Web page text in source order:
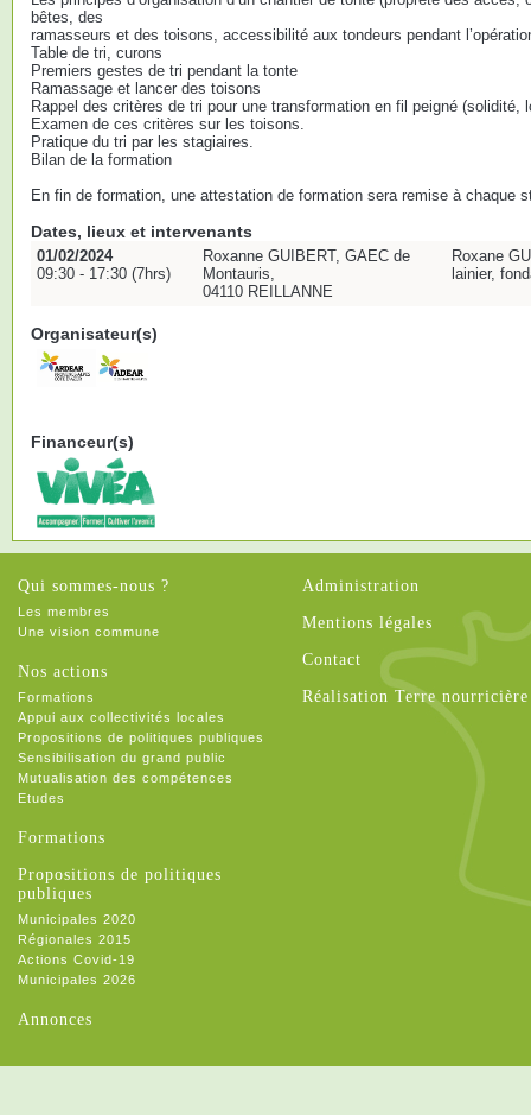
bêtes, des
ramasseurs et des toisons, accessibilité aux tondeurs pendant
Table de tri, curons
Premiers gestes de tri pendant la tonte
Ramassage et lancer des toisons
Rappel des critères de tri pour une transformation en fil peigné (solidité,
Examen de ces critères sur les toisons.
Pratique du tri par les stagiaires.
Bilan de la formation
En fin de formation, une attestation de formation sera remise à chaque
Dates, lieux et intervenants
01/02/2024
09:30 - 17:30 (7hrs)
Roxanne GUIBERT, GAEC de
Montauris,
04110 REILLANNE
Roxane
lainier,
Organisateur(s)
Financeur(s)
Qui sommes-nous ?
Les membres
Une vision commune
Nos actions
Formations
Appui aux collectivités locales
Propositions de politiques publiques
Sensibilisation du grand public
Mutualisation des compétences
Etudes
Formations
Propositions de politiques
publiques
Municipales 2020
Régionales 2015
Actions Covid-19
Municipales 2026
Annonces
Administration
Mentions légales
Contact
Réalisation Terre nourricière